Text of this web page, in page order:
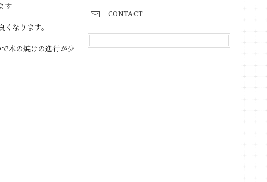
CONTACT
す
なります。
木の焼けの進行が少